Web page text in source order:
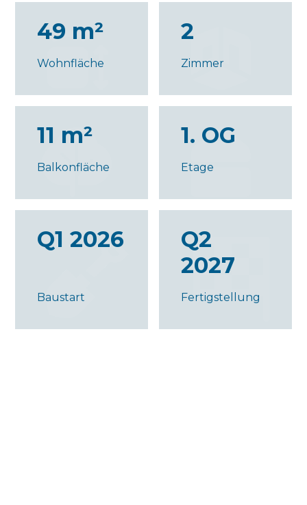
49 m²
Wohnfläche
2
Zimmer
11 m²
Balkonfläche
1. OG
Etage
Q1 2026
Baustart
Q2
2027
Fertigstellung